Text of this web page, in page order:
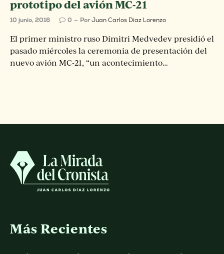
prototipo del avión MC-21
10 junio, 2016 0 PorJuan Carlos Diaz Lorenzo
El primer ministro ruso Dimitri Medvedev presidió el
pasado miércoles la ceremonia de presentación del
nuevo avión MC-21, “un acontecimiento…
Más Recientes